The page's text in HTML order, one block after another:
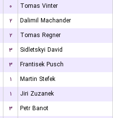
۰
Tomas Vinter
۲
Dalimil Machander
۲
Tomas Regner
۳
Sidletskyi David
۳
Frantisek Pusch
۱
Martin Stefek
۱
Jiri Zuzanek
۳
Petr Banot